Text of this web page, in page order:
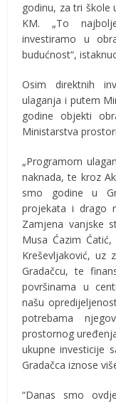
godinu, za tri škole
KM. „To
investiramo u
budućnost“,
Osim direktnih
ulaganja i putem
godine objekti
Ministarstva
„Programom
naknada, te kroz
smo godine u
projekata i drago
Zamjena vanjske
Musa Ćazim
Kreševljaković, uz
Gradačcu, te
površinama u
našu
potrebama
prostornog
ukupne investicije
Gradačca iznose
“Danas smo